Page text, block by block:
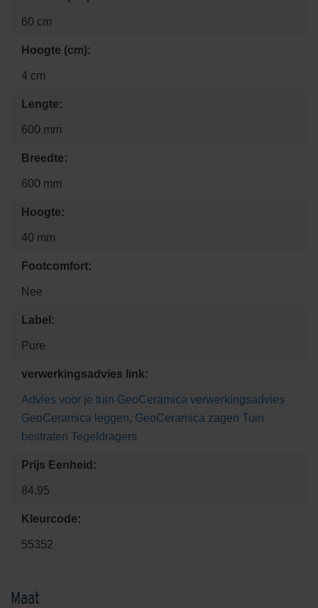
60 cm
Hoogte (cm):
4 cm
Lengte:
600 mm
Breedte:
600 mm
Hoogte:
40 mm
Footcomfort:
Nee
Label:
Pure
verwerkingsadvies link:
Advies voor je tuin GeoCeramica verwerkingsadvies
GeoCeramica leggen, GeoCeramica zagen Tuin
bestraten Tegeldragers
Prijs Eenheid:
84.95
Kleurcode:
55352
Maat